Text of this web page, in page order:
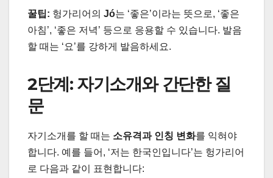
꿀팁: 헝가리어의 Jó는 ‘좋은’이라는 뜻으로, ‘좋은
아침’, ‘좋은 저녁’ 등으로 응용할 수 있습니다. 발음
할 때는 ‘요’를 강하게 발음하세요.
2단계: 자기소개와 간단한 질
문
자기소개를 할 때는 소유격과 인칭 변화를 익혀야
합니다. 예를 들어, ‘저는 한국인입니다’는 헝가리어
로 다음과 같이 표현합니다: